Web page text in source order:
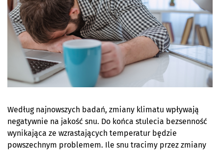
Według najnowszych badań, zmiany klimatu wpływają
negatywnie na jakość snu. Do końca stulecia bezsenność
wynikająca ze wzrastających temperatur będzie
powszechnym problemem. Ile snu tracimy przez zmiany